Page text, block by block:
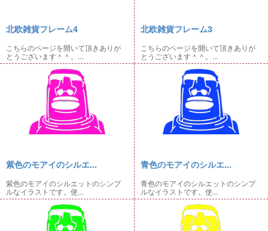
北欧雑貨フレーム4
こちらのページを開いて頂きありが
とうございます＾＾。...
北欧雑貨フレーム3
こちらのページを開いて頂きありが
とうございます＾＾。...
紫色のモアイのシルエ...
紫色のモアイのシルエットのシンプ
ルなイラストです。使...
青色のモアイのシルエ...
青色のモアイのシルエットのシンプ
ルなイラストです。使...